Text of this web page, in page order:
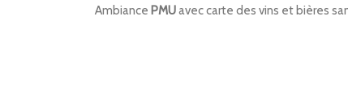
Ambiance PMUavec carte des vins et bières